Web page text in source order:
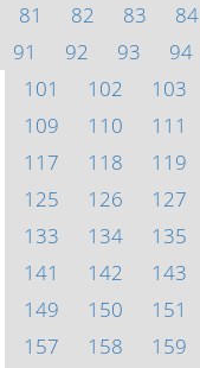
81
82 83 84
91
92 93 94
101
102 103
109
110 111
117
118 119
125
126 127
133
134 135
141
142 143
149
150 151
157
158 159